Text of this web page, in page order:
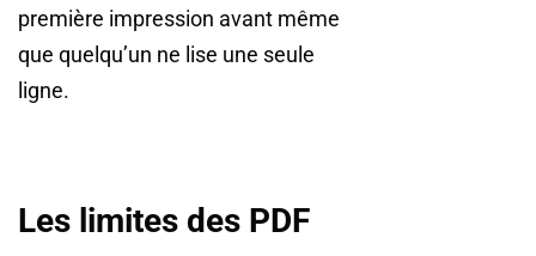
première impression avant même
que quelqu’un ne lise une seule
ligne.
Les limites des PDF